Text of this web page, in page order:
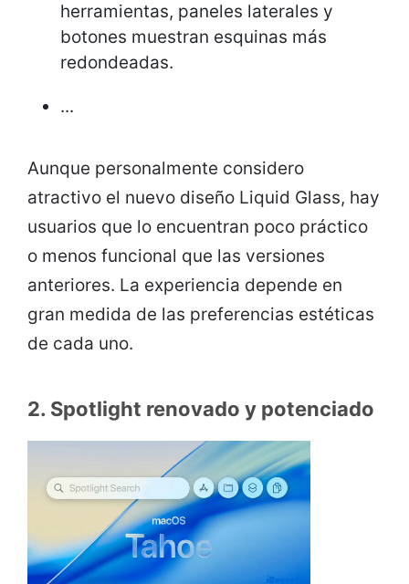
herramientas, paneles laterales y
botones muestran esquinas más
redondeadas.
...
Aunque personalmente considero
atractivo el nuevo diseño Liquid Glass, hay
usuarios que lo encuentran poco práctico
o menos funcional que las versiones
anteriores. La experiencia depende en
gran medida de las preferencias estéticas
de cada uno.
2. Spotlight renovado y potenciado